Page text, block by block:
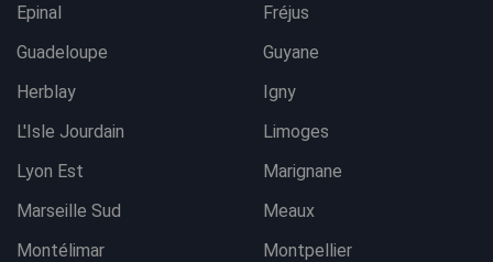
Epinal
Fréjus
Guadeloupe
Guyane
Herblay
Igny
L'Isle Jourdain
Limoges
Lyon Est
Marignane
Marseille Sud
Meaux
Montélimar
Montpellier